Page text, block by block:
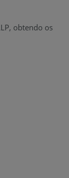
obtendo os